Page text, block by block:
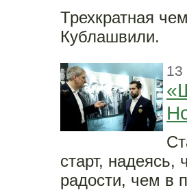
Трехкратная
Кублашвили.
13
старт, надеясь,
радости, чем в